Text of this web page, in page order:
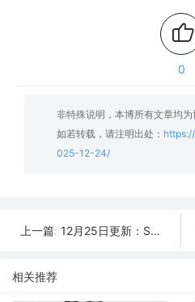
0
非特殊说明，本博所有文章均为
如若转载，请注明出处：
025-12-24/
上一篇: 12月25日更新：SSR/V2Ray/Clash可用节点50条分享
相关推荐